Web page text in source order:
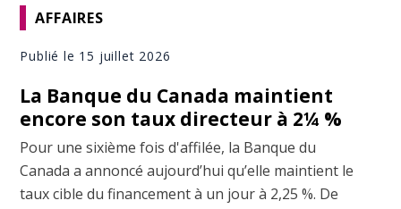
AFFAIRES
Publié le 15 juillet 2026
La Banque du Canada maintient
encore son taux directeur à 2¼ %
Pour une sixième fois d'affilée, la Banque du
Canada a annoncé aujourd’hui qu’elle maintient le
taux cible du financement à un jour à 2,25 %. De